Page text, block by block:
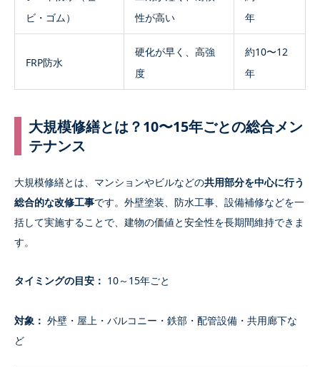
ビ・ゴム）
性が高い
年
FRP防水
硬化が早く、高強
度
約10〜12
年
大規模修繕とは？10〜15年ごとの総合メン
テナンス
大規模修繕とは、マンションやビルなどの共用部分を中心に行う
総合的な改修工事です。外壁塗装、防水工事、設備補修などを一
括して実施することで、建物の価値と安全性を長期間維持できま
す。
タイミングの目安： 10～15年ごと
対象： 外壁・屋上・バルコニー・鉄部・配管設備・共用廊下な
ど